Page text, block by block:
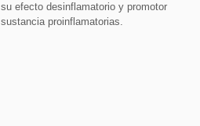
efecto desinflamatorio y promotor
proinflamatorias.